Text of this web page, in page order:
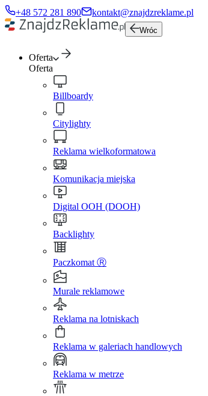
+48 572 281 890 kontakt@znajdzreklame.pl
Wróc
Oferta
Oferta
Billboardy
Citylighty
Reklama wielkoformatowa
Komunikacja miejska
Digital OOH (DOOH)
Backlighty
Paczkomat Ⓡ
Murale reklamowe
Reklama na lotniskach
Reklama w galeriach handlowych
Reklama w metrze